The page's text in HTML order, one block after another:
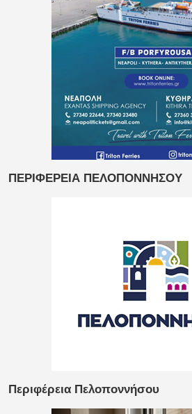
ΠΕΡΙΦΕΡΕΙΑ ΠΕΛΟΠΟΝΝΗΣΟΥ
Περιφέρεια Πελοποννήσου